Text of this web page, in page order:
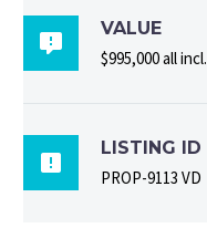

VALUE
$995,000 all incl.

LISTING ID
PROP-9113 VD